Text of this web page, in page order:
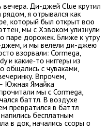
вечера. Ди-джей Clue крутил
рядом, я отрывался как
который был открыт всю
мы с Хэвоком улизнули
паре дорожек. Ближе к утру
джем, и мы велели ди-джею
взорвали: Cormega,
и какие-то ниггеры из
общались с чуваками,
Впрочем,
Южная Ямайка
мы с Cormega,
баттл. В воздухе
превратился в баттл
бесплатным
в док, начались ссоры о